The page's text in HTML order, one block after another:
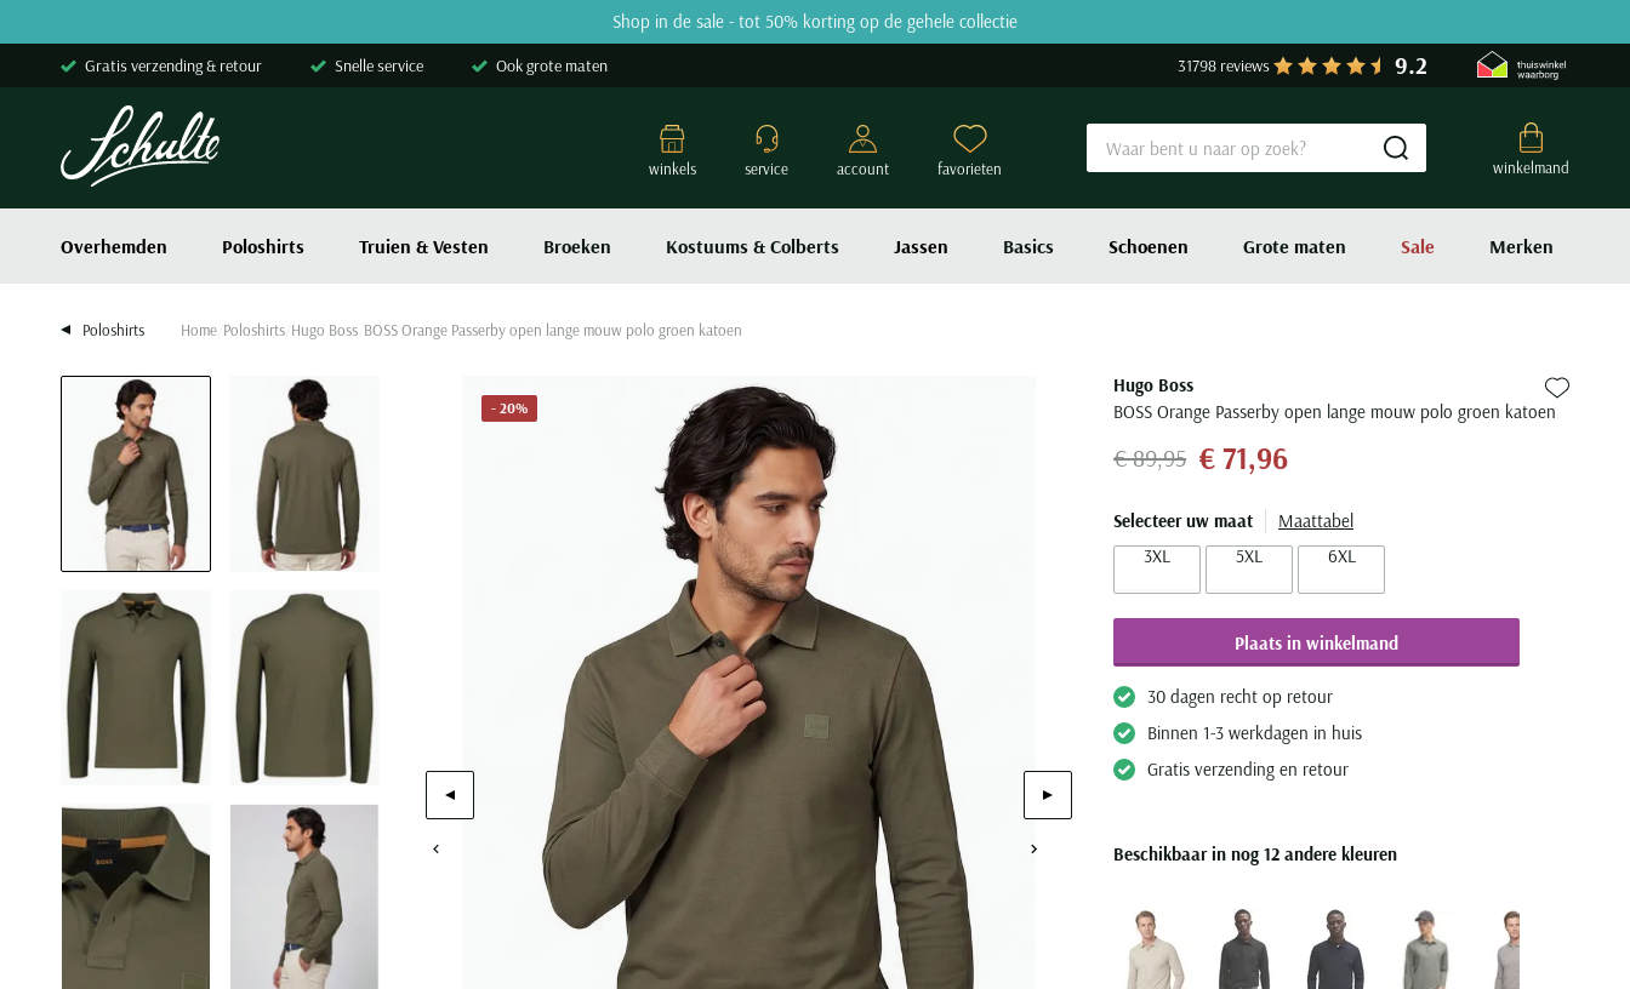
Shop in de sale - tot 50% korting op de gehele collectie
Gratis verzending & retour Snelle service Ook grote maten 31798 reviews 9.2
winkelmand
Submit search
Overhemden Poloshirts Truien & Vesten Broeken Kostuums & Colberts Jassen Basics Schoenen Grote maten Sale Merken
winkels service account favorieten
Poloshirts Home Poloshirts Hugo Boss BOSS Orange Passerby open lange mouw polo groen katoen
- 20%
Hugo Boss
BOSS Orange Passerby open lange mouw polo groen katoenZet bij
€ 89,95 € 71,96
Selecteer uw maat
Maattabel
3XL
5XL 6XL
Plaats in winkelmand
30 dagen recht op retour
Binnen 1-3 werkdagen in huis
Gratis verzending en retour
Beschikbaar in nog 12 andere kleuren